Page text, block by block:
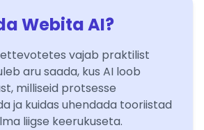
Webita AI?
vajab praktilist
aru saada, kus AI loob
milliseid protsesse
ja kuidas uhendada tooriistad
liigse keerukuseta.